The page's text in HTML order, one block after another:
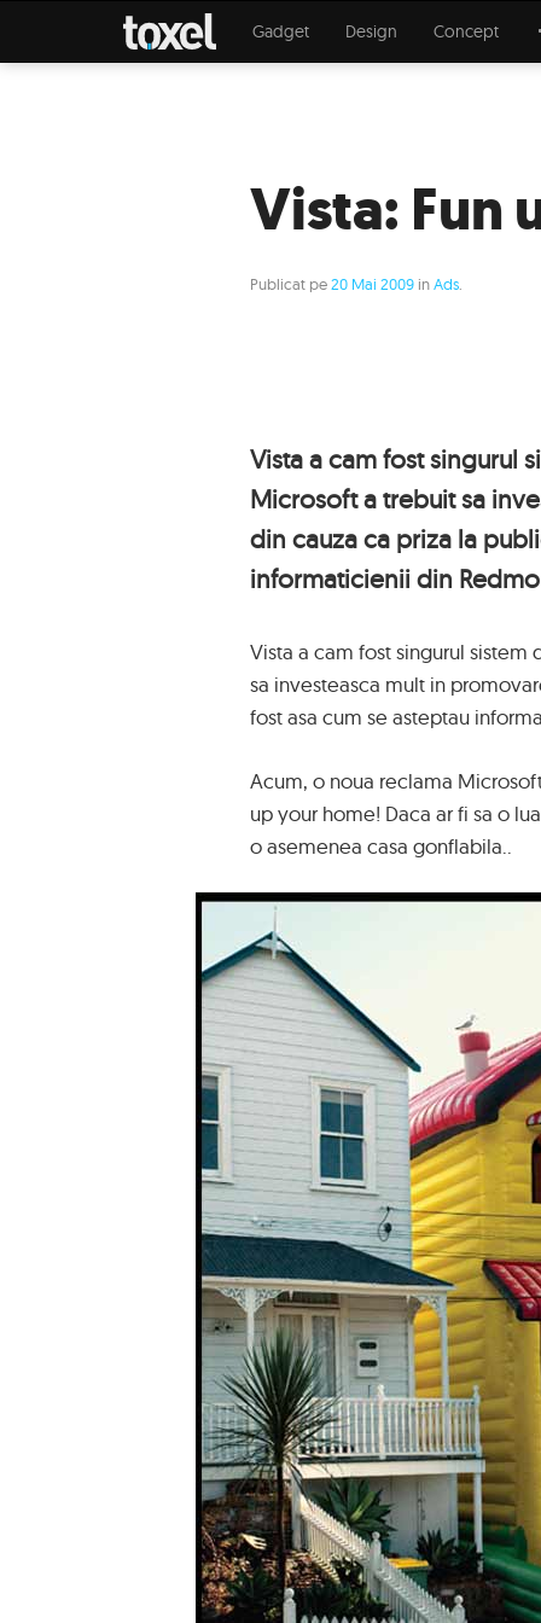
Gadget Design Concept
Vista: Fun
Publicat pe20 Mai 2009 inAds
Vista a cam fost singurul
Microsoft a trebuit sa
din cauza ca priza la
informaticienii din
Vista a cam fost singurul
sa investeasca mult in
fost asa cum se asteptau
Acum, o noua reclama
up your home! Daca ar fi sa o
o asemenea casa gonflabila..